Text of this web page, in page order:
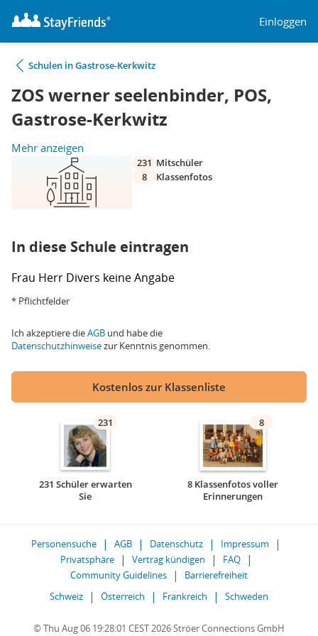
Einloggen
Schulen in Gastrose-Kerkwitz
ZOS werner seelenbinder, POS,
Gastrose-Kerkwitz
Mehr anzeigen
231 Mitschüler
8
Klassenfotos
In diese Schule eintragen
Frau Herr Divers keine Angabe
* Pflichtfelder
Ich akzeptiere dieAGB und habe die
Datenschutzhinweisezur Kenntnis genommen.
Kostenlos zur Klassenliste
231
231 Schüler erwarten
Sie
8
8 Klassenfotos voller
Erinnerungen
Personensuche AGB Datenschutz
Impressum
Privatsphäre
Vertrag kündigen
FAQ
Community Guidelines
Barrierefreiheit
Schweiz
Österreich Frankreich Schweden
© Thu Aug 06 19:28:01 CEST 2026 Ströer Connections GmbH